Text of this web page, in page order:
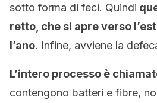
sotto forma di feci. Quindi
retto, che si apre verso
l’ano. Infine, avviene la
L’intero processo è
contengono batteri e fibre,